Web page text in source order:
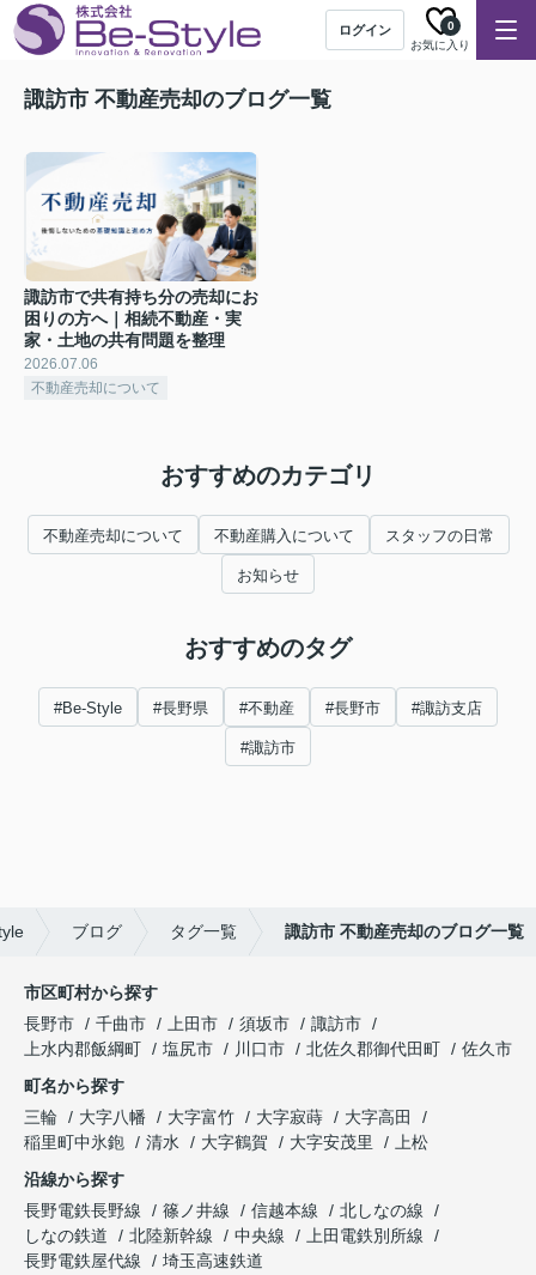
ログイン
お気に入り
0
諏訪市 不動産売却のブログ一覧
諏訪市で共有持ち分の売却にお
困りの方へ｜相続不動産・実
家・土地の共有問題を整理
2026.07.06
不動産売却について
おすすめのカテゴリ
不動産売却について 不動産購入について スタッフの日常
お知らせ
おすすめのタグ
#Be-Style #長野県 #不動産 #長野市 #諏訪支店
#諏訪市
ブログ タグ一覧 諏訪市 不動産売却のブログ一覧
市区町村から探す
長野市
千曲市 上田市 須坂市
諏訪市
上水内郡飯綱町
塩尻市 川口市 北佐久郡御代田町
佐久市
町名から探す
三輪
大字八幡 大字富竹 大字寂蒔
大字高田
稲里町中氷鉋
清水 大字鶴賀 大字安茂里
上松
沿線から探す
長野電鉄長野線
篠ノ井線 信越本線
北しなの線
しなの鉄道
北陸新幹線 中央線
上田電鉄別所線
長野電鉄屋代線
埼玉高速鉄道